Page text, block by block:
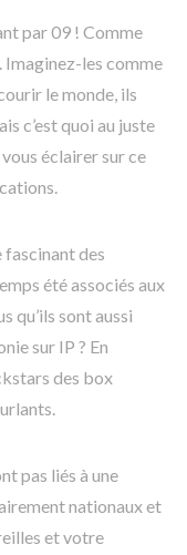
par 09 ! Comme
Imaginez-les comme
le monde, ils
c’est quoi au juste
éclairer sur ce
fascinant des
été associés aux
qu’ils sont aussi
sur IP ? En
des box
pas liés à une
nationaux et
et votre